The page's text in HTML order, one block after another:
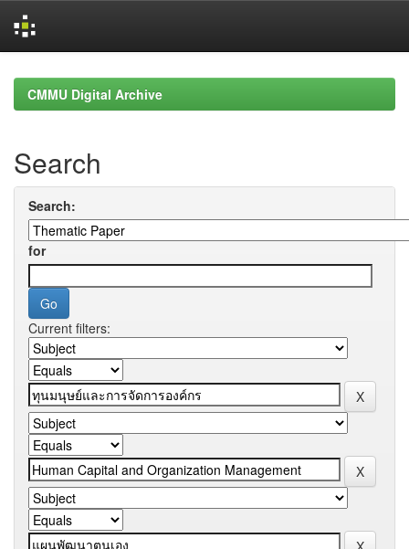
navigationCMMU Digital Archive
Search
Search:
for
Current filters: